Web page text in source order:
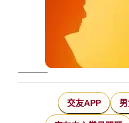
交友APP